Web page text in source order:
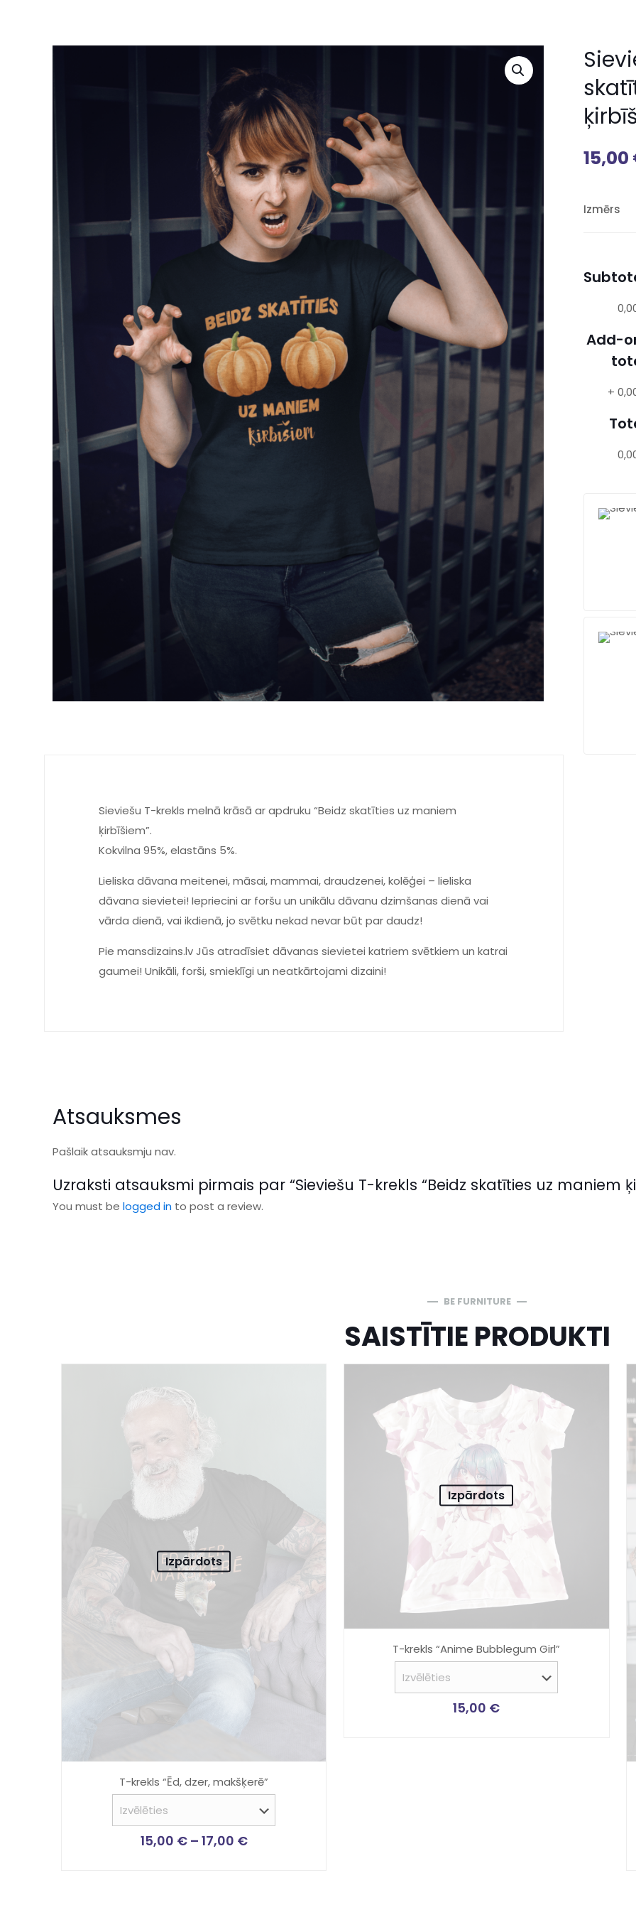
15,00
Izmērs
Add-
+
Sieviešu T-krekls melnā krāsā ar apdruku “Beidz skatīties uz maniem
ķirbīšiem”.
Kokvilna 95%, elastāns 5%.
Lieliska dāvana meitenei, māsai, mammai, draudzenei, kolēģei – lieliska
dāvana sievietei! Iepriecini ar foršu un unikālu dāvanu dzimšanas dienā vai
vārda dienā, vai ikdienā, jo svētku nekad nevar būt par daudz!
Pie mansdizains.lv Jūs atradīsiet dāvanas sievietei katriem svētkiem un katrai
gaumei! Unikāli, forši, smieklīgi un neatkārtojami dizaini!
Atsauksmes
Pašlaik atsauksmju nav.
Uzraksti atsauksmi pirmais par “Sieviešu T-krekls “Beidz skatīties uz maniem
You must be logged in to post a review.
BE FURNITURE
SAISTĪTIE PRODUKTI
Izpārdots
T-krekls “Ēd, dzer, makšķerē”
15,00 € – 17,00 €
Izpārdots
T-krekls “Anime Bubblegum Girl”
15,00 €